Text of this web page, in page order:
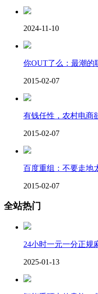
2024-11-10
你OUT了么：最潮的
2015-02-07
有钱任性，农村电商
2015-02-07
百度重组：不要走地
2015-02-07
全站热门
24小时一元一分正规
2025-01-13